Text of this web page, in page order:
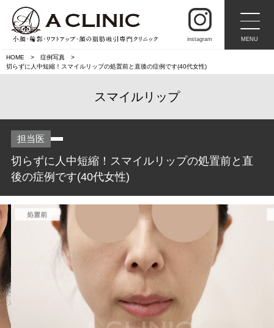
instagram MENU
HOME
症例写真
切らずに人中短縮！スマイルリップの処置前と直後の症例です(40代女性)
スマイルリップ
担当医
切らずに人中短縮！スマイルリップの処置前と直
後の症例です(40代女性)